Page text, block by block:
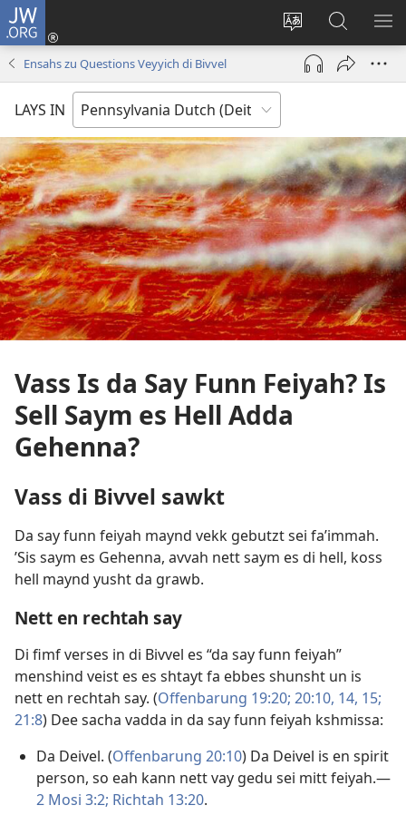
JW.ORG
Change
site
shprohch
Log
Nei
(opens
window)
Sucha
uf
JW.ORG
Ensahs zu Questions Veyyich di Bivvel
LAYS IN
Vass Is da Say Funn Feiyah? Is
Sell Saym es Hell Adda
Gehenna?
Vass di Bivvel sawkt
Da say funn feiyah maynd vekk gebutzt sei fa’immah.
’Sis saym es Gehenna, avvah nett saym es di hell, koss
hell maynd yusht da grawb.
Nett en rechtah say
Di fimf verses in di Bivvel es “da say funn feiyah”
menshind veist es es shtayt fa ebbes shunsht un is
nett en rechtah say. (Offenbarung 19:20; 20:10, 14, 15;
21:8) Dee sacha vadda in da say funn feiyah kshmissa:
Da Deivel. (Offenbarung 20:10) Da Deivel is en spirit
person, so eah kann nett vay gedu sei mitt feiyah.​—
2 Mosi 3:2; Richtah 13:20.